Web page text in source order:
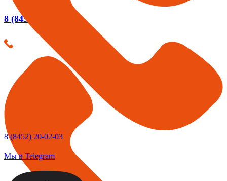
8 (8452) 20-02-03
8 (8452) 20-02-03
Мы в Telegram